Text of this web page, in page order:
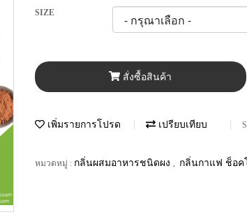
SIZE
สั่งซื้อสินค้า
เพิ่มรายการโปรด เปรียบเทียบ
หมวดหมู่ : กลิ่นผสมอาหารชนิดผง กลิ่นกาแฟ ช็อค